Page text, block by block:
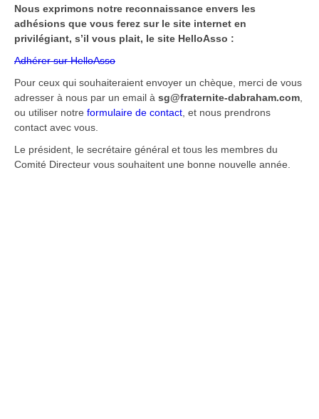
Nous exprimons notre reconnaissance envers les
adhésions que vous ferez sur le site internet en
privilégiant, s’il vous plait, le site HelloAsso :
Adhérer sur HelloAsso
Pour ceux qui souhaiteraient envoyer un chèque, merci de vous
adresser à nous par un email à sg@fraternite-dabraham.com
ou utiliser notre formulaire de contact , et nous prendrons
contact avec vous.
Le président, le secrétaire général et tous les membres du
Comité Directeur vous souhaitent une bonne nouvelle année.